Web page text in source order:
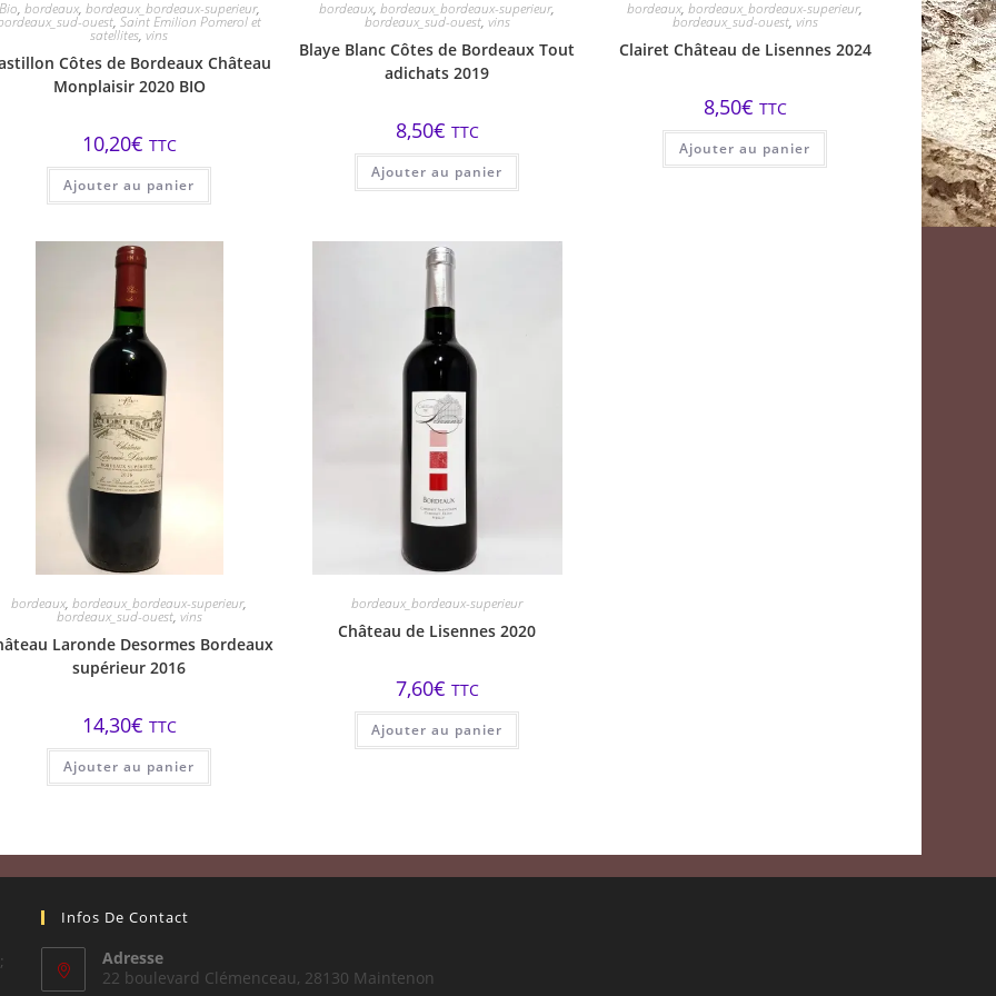
, bordeaux, bordeaux_bordeaux-superieur,
ouest,Saint Emilion Pomerol et
satellites,vins
Côtes de Bordeaux Château
Monplaisir 2020 BIO
10,20€ TTC
Ajouter au panier
bordeaux,bordeaux_bordeaux-superieur,
bordeaux_sud-ouest, vins
Blaye Blanc Côtes de Bordeaux Tout
adichats 2019
8,50€ TTC
Ajouter au panier
bordeaux,bordeaux_bordeaux-superieur,
bordeaux_sud-ouest, vins
Clairet Château de Lisennes 2024
8,50€ TTC
Ajouter au panier
bordeaux,bordeaux_bordeaux-superieur,
bordeaux_sud-ouest, vins
Laronde Desormes Bordeaux
supérieur 2016
14,30€ TTC
Ajouter au panier
bordeaux_bordeaux-superieur
Château de Lisennes 2020
7,60€ TTC
Ajouter au panier
Infos De Contact
Adresse
22 boulevard Clémenceau, 28130 Maintenon